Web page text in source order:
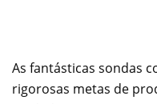
As fantásticas sondas
rigorosas metas de